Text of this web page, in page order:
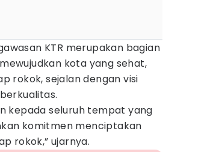
KTR merupakan bagian
kota yang sehat,
rokok, sejalan dengan visi
kepada seluruh tempat yang
komitmen menciptakan
rokok,” ujarnya.